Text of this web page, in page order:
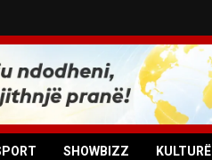
SHOWBIZZ KULTURË